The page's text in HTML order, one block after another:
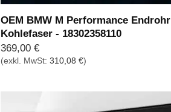
OEM BMW M Performance Endrohr
Kohlefaser - 18302358110
369,00€
(exkl. MwSt:310,08€)